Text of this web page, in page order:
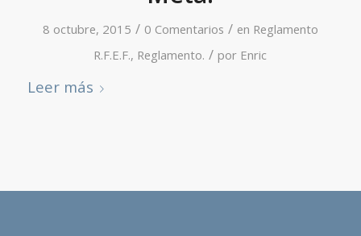
8 octubre, 2015 / 0 Comentarios / en Reglamento
R.F.E.F., Reglamento. / por Enric
Leer más